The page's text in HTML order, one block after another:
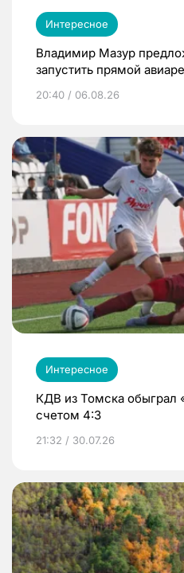
Интересное
Владимир Мазур
запустить прямой
20:40 / 06.08.26
Интересное
КДВ из Томска обыграл
счетом 4:3
21:32 / 30.07.26